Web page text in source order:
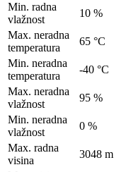
Min. radna
vlažnost
10 %
Max. neradna
temperatura
65 °C
Min. neradna
temperatura
-40 °C
Max. neradna
vlažnost
95 %
Min. neradna
vlažnost
0 %
Max. radna
visina
3048 m